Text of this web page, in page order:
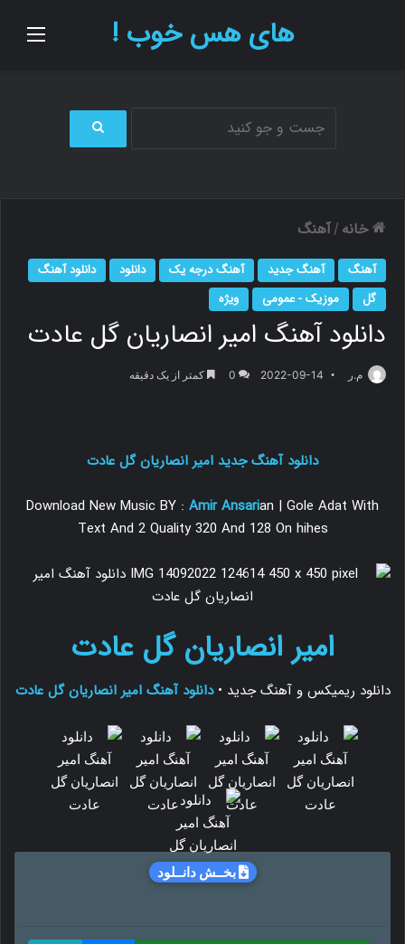
های هس خوب !
ج
ر
ا
خانه / آهنگ
آهنگ آهنگ جدید آهنگ درجه یک دانلود
دانلود آهنگ
گل
موزیک - عمومی ویژه
دانلود آهنگ امیر انصاریان گل عادت
م.ر 2022-09-14
0 کمتر از یک دقیقه
دانلود آهنگ جدید امیر انصاریان گل عادت
Download New Music BY : Amir Ansarian | Gole Adat With
Text And 2 Quality 320 And 128 On hihes
امیر انصاریان گل عادت
دانلود ریمیکس و آهنگ جدید •دانلود آهنگ امیر انصاریان گل عادت
بخــش دانــلود